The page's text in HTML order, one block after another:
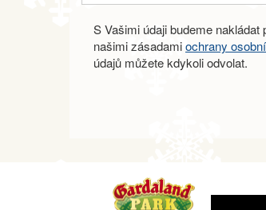
S Vašimi údaji budeme
našimi zásadamiochrany
údajů můžete kdykoli odvolat.